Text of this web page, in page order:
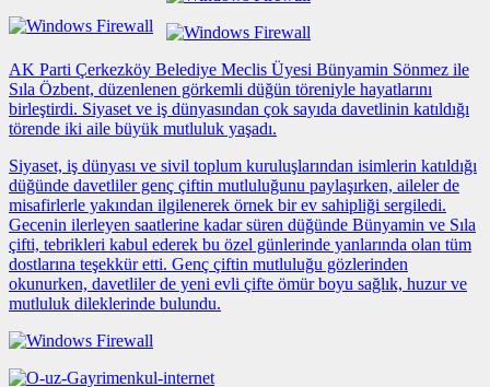
AK Parti Çerkezköy Belediye Meclis Üyesi Bünyamin Sönmez ile
Sıla Özbent, düzenlenen görkemli düğün töreniyle hayatlarını
birleştirdi. Siyaset ve iş dünyasından çok sayıda davetlinin katıldığı
törende iki aile büyük mutluluk yaşadı.
Siyaset, iş dünyası ve sivil toplum kuruluşlarından isimlerin katıldığı
düğünde davetliler genç çiftin mutluluğunu paylaşırken, aileler de
misafirlerle yakından ilgilenerek örnek bir ev sahipliği sergiledi.
Gecenin ilerleyen saatlerine kadar süren düğünde Bünyamin ve Sıla
çifti, tebrikleri kabul ederek bu özel günlerinde yanlarında olan tüm
dostlarına teşekkür etti. Genç çiftin mutluluğu gözlerinden
okunurken, davetliler de yeni evli çifte ömür boyu sağlık, huzur ve
mutluluk dileklerinde bulundu.